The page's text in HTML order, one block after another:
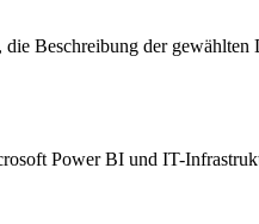
Beschreibung der
Power BI und IT-